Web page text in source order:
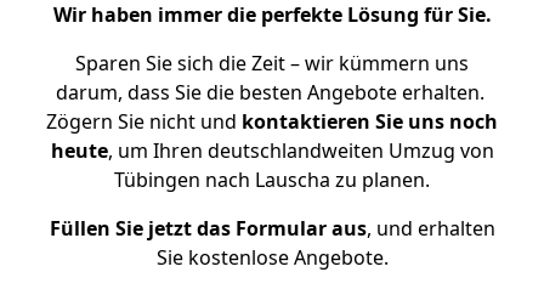
Wir haben immer die perfekte Lösung für Sie.
Sparen Sie sich die Zeit – wir kümmern uns
darum, dass Sie die besten Angebote erhalten.
Zögern Sie nicht und kontaktieren Sie uns noch
heute, um Ihren deutschlandweiten Umzug von
Tübingen nach Lauscha zu planen.
Füllen Sie jetzt das Formular aus, und erhalten
Sie kostenlose Angebote.